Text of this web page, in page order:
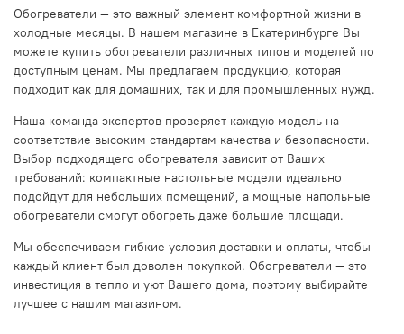
Обогреватели — это важный элемент комфортной жизни в
холодные месяцы. В нашем магазине в Екатеринбурге Вы
можете купить обогреватели различных типов и моделей по
доступным ценам. Мы предлагаем продукцию, которая
подходит как для домашних, так и для промышленных нужд.
Наша команда экспертов проверяет каждую модель на
соответствие высоким стандартам качества и безопасности.
Выбор подходящего обогревателя зависит от Ваших
требований: компактные настольные модели идеально
подойдут для небольших помещений, а мощные напольные
обогреватели смогут обогреть даже большие площади.
Мы обеспечиваем гибкие условия доставки и оплаты, чтобы
каждый клиент был доволен покупкой. Обогреватели — это
инвестиция в тепло и уют Вашего дома, поэтому выбирайте
лучшее с нашим магазином.